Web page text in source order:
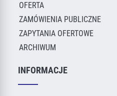
OFERTA
ZAMÓWIENIA PUBLICZNE
ZAPYTANIA OFERTOWE
ARCHIWUM
INFORMACJE